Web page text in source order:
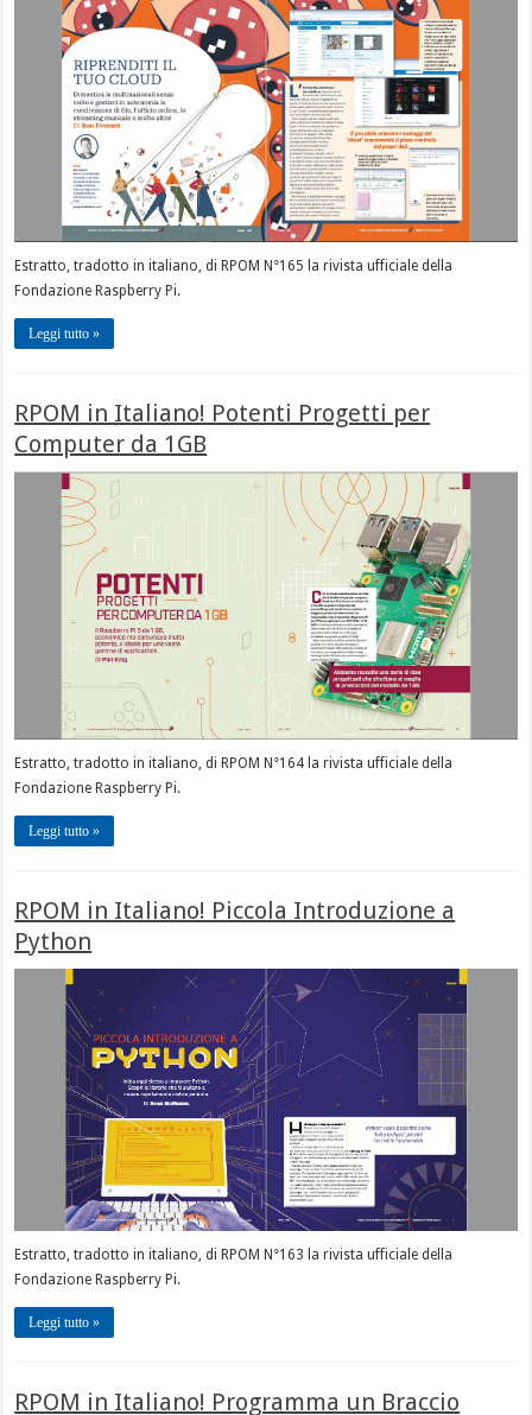
Estratto, tradotto in italiano, di RPOM N°165 la rivista ufficiale della
Fondazione Raspberry Pi.
Leggi tutto »
RPOM in Italiano! Potenti Progetti per
Computer da 1GB
Estratto, tradotto in italiano, di RPOM N°164 la rivista ufficiale della
Fondazione Raspberry Pi.
Leggi tutto »
RPOM in Italiano! Piccola Introduzione a
Python
Estratto, tradotto in italiano, di RPOM N°163 la rivista ufficiale della
Fondazione Raspberry Pi.
Leggi tutto »
RPOM in Italiano! Programma un Braccio